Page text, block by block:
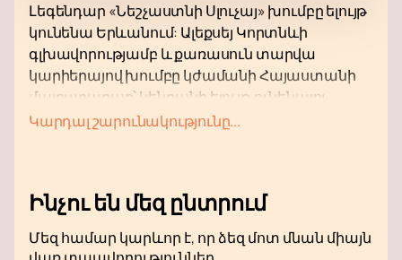
Լեգենդար «Նեշչաստնի Սլուչայ» խումբը ելույթ
կունենա Երևանում: Ալեքսեյ Կորտնևի
գլխավորությամբ և քառասուն տարվա
կարիերայով խումբը կժամանի Հայաստանի
մայրաքաղաք՝ կենդանի ելույթ ունենալու
համար, որը կմիավորի բոլոր սերունդների
դուետից վերածվել է հետխորհրդային
Համերգային ծրագիրը կներառի երգեր, որոնք
Կարդալ շարունակությունը...
Ինչու են մեզ ընտրում
Մեզ համար կարևոր է, որ ձեզ մոտ մնան միայն